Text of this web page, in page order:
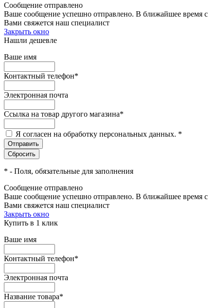
Сообщение отправлено
Ваше сообщение успешно отправлено. В ближайшее время с
Вами свяжется наш специалист
Закрыть окно
Нашли дешевле
Ваше имя
Контактный телефон*
Электронная почта
Ссылка на товар другого магазина*
Я согласен на обработку персональных данных. *
* - Поля, обязательные для заполнения
Сообщение отправлено
Ваше сообщение успешно отправлено. В ближайшее время с
Вами свяжется наш специалист
Закрыть окно
Купить в 1 клик
Ваше имя
Контактный телефон*
Электронная почта
Название товара*